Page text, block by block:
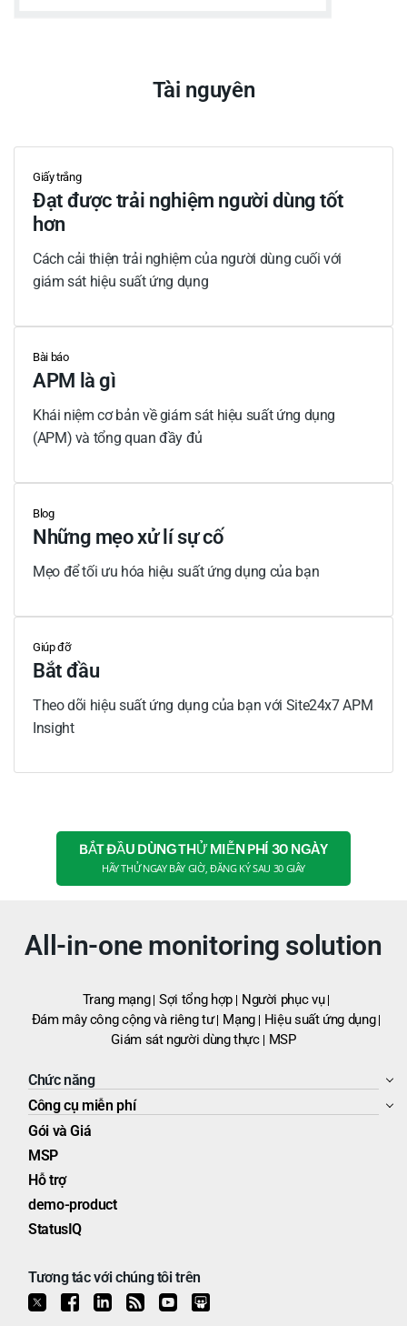
Tài nguyên
Giấy trắng
Đạt được trải nghiệm người dùng tốt
hơn
Cách cải thiện trải nghiệm của người dùng cuối với
giám sát hiệu suất ứng dụng
Bài báo
APM là gì
Khái niệm cơ bản về giám sát hiệu suất ứng dụng
(APM) và tổng quan đầy đủ
Blog
Những mẹo xử lí sự cố
Mẹo để tối ưu hóa hiệu suất ứng dụng của bạn
Giúp đỡ
Bắt đầu
Theo dõi hiệu suất ứng dụng của bạn với Site24x7 APM
Insight
BẮT ĐẦU DÙNG THỬ MIỄN PHÍ 30 NGÀY
HÃY THỬ NGAY BÂY GIỜ, ĐĂNG KÝ SAU 30 GIÂY
All-in-one monitoring solution
Trang mạng Sợi tổng hợp
Người phục vụ
Đám mây công cộng và riêng tư Mạng
Hiệu suất ứng dụng
Giám sát người dùng thực
MSP
Chức năng
Công cụ miễn phí
Gói và Giá
MSP
Hỗ trợ
demo-product
StatusIQ
Tương tác với chúng tôi trên